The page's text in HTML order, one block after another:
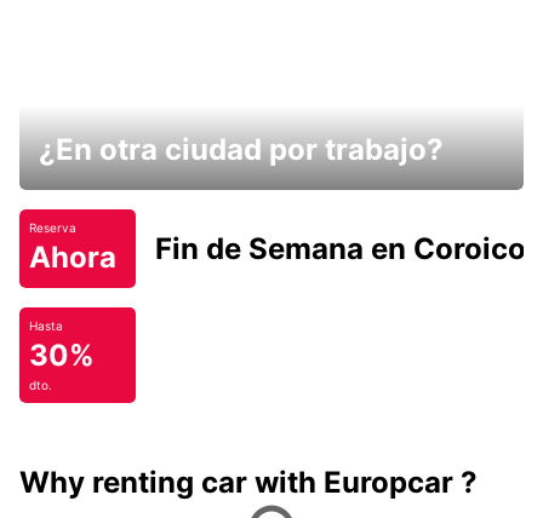
¿En otra ciudad por trabajo?
Reserva
Ahora Fin de Semana en Coroico.
Hasta
30%
dto.
Why renting car with Europcar ?